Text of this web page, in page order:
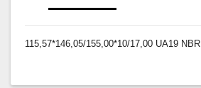
115,57*146,05/155,00*10/17,00 UA19 NBR